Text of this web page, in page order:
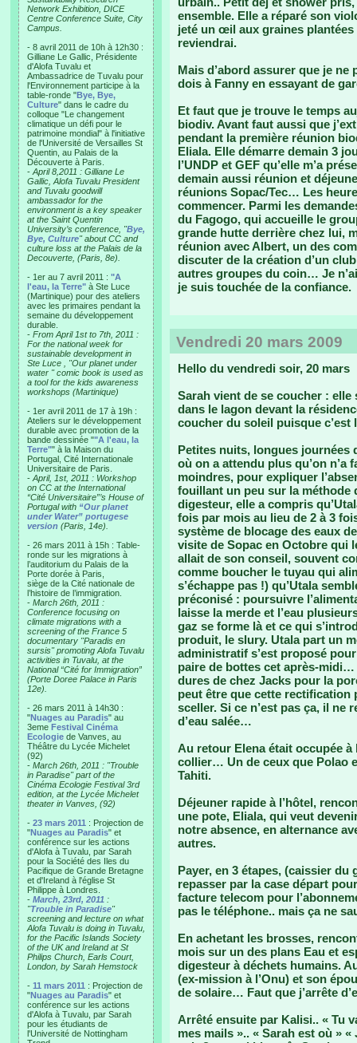
Network Exhibition, DICE
Centre Conference Suite, City
Campus.
- 8 avril 2011 de 10h à 12h30 :
Gilliane Le Gallic, Présidente
d'Alofa Tuvalu et
Ambassadrice de Tuvalu pour
l'Environnement participe à la
table-ronde "Bye, Bye,
Culture" dans le cadre du
colloque "Le changement
climatique un défi pour le
patrimoine mondial" à l'initiative
de l'Université de Versailles St
Quentin, au Palais de la
Découverte à Paris.
- April 8,2011 : Gilliane Le
Gallic, Alofa Tuvalu President
and Tuvalu goodwill
ambassador for the
environment is a key speaker
at the Saint Quentin
University’s conference, "Bye,
Bye, Culture" about CC and
culture loss at the Palais de la
Decouverte, (Paris, 8e).
- 1er au 7 avril 2011 : "A
l'eau, la Terre" à Ste Luce
(Martinique) pour des ateliers
avec les primaires pendant la
semaine du développement
durable.
- From April 1st to 7th, 2011 :
For the national week for
sustainable development in
Ste Luce , "Our planet under
water " comic book is used as
a tool for the kids awareness
workshops (Martinique)
- 1er avril 2011 de 17 à 19h :
Ateliers sur le développement
durable avec promotion de la
bande dessinée ""A l'eau, la
Terre"" à la Maison du
Portugal, Cité Internationale
Universitaire de Paris.
- April, 1st, 2011 : Workshop
on CC at the International
“Cité Universitaire”’s House of
Portugal with “Our planet
under Water” portugese
version (Paris, 14e).
- 26 mars 2011 à 15h : Table-
ronde sur les migrations à
l’auditorium du Palais de la
Porte dorée à Paris,
siège de la Cité nationale de
l’histoire de l’immigration.
- March 26th, 2011 :
Conference focusing on
climate migrations with a
screening of the France 5
documentary "Paradis en
sursis" promoting Alofa Tuvalu
activities in Tuvalu, at the
National “Cité for Immigration”
(Porte Doree Palace in Paris
12e).
- 26 mars 2011 à 14h30 :
"Nuages au Paradis" au
3eme Festival Cinéma
Ecologie de Vanves, au
Théâtre du Lycée Michelet
(92)
- March 26th, 2011 : "Trouble
in Paradise" part of the
Cinéma Ecologie Festival 3rd
edition, at the Lycée Michelet
theater in Vanves, (92)
- 23 mars 2011 : Projection de
"Nuages au Paradis" et
conférence sur les actions
d'Alofa à Tuvalu, par Sarah
pour la Société des Iles du
Pacifique de Grande Bretagne
et d'Ireland à l'église St
Philippe à Londres.
- March, 23rd, 2011 :
"Trouble in Paradise"
screening and lecture on what
Alofa Tuvalu is doing in Tuvalu,
for the Pacific Islands Society
of the UK and Ireland at St
Philips Church, Earls Court,
London, by Sarah Hemstock
- 11 mars 2011 : Projection de
"Nuages au Paradis" et
conférence sur les actions
d'Alofa à Tuvalu, par Sarah
pour les étudiants de
l'Université de Nottingham
ensemble. Elle a réparé son
jeté un œil aux graines plantées
reviendrai.
Mais d’abord assurer que je
dois à Fanny en essayant de
Et faut que je trouve le temps
biodiv. Avant faut aussi que
pendant la première réunion
Eliala. Elle démarre demain 3
l’UNDP et GEF qu’elle m’a
demain aussi réunion et
réunions Sopac/Tec… Les
commencer. Parmi les
du Fagogo, qui accueille le
grande hutte derrière chez lui,
réunion avec Albert, un des
discuter de la création d’un
autres groupes du coin… Je
je suis touchée de la confiance.
Vendredi 20 mars 2009
Hello du vendredi soir, 20 mars
Sarah vient de se coucher : elle
dans le lagon devant la
coucher du soleil puisque c’est
Petites nuits, longues journées
où on a attendu plus qu’on n’a
moindres, pour expliquer
fouillant un peu sur la méthode
digesteur, elle a compris
fois par mois au lieu de 2 à 3
système de blocage des eaux
visite de Sopac en Octobre qui
allait de son conseil, souvent
comme boucher le tuyau qui
s’échappe pas !) qu’Utala
préconisé : poursuivre
laisse la merde et l’eau
gaz se forme là et ce qui
produit, le slury. Utala part un
administratif s’est proposé
paire de bottes cet après-
dures de chez Jacks pour la
peut être que cette rectification
sceller. Si ce n’est pas ça, il
d’eau salée…
Au retour Elena était occupée
collier… Un de ceux que Polao
Tahiti.
Déjeuner rapide à l’hôtel,
une pote, Eliala, qui veut
notre absence, en alternance
autres.
Payer, en 3 étapes, (caissier
repasser par la case départ
facture telecom pour
pas le téléphone.. mais ça ne
En achetant les brosses,
mois sur un des plans Eau et
digesteur à déchets humains.
(ex-mission à l’Onu) et son
de solaire… Faut que j’arrête
Arrêté ensuite par Kalisi.. « Tu
mes mails ».. « Sarah est où »